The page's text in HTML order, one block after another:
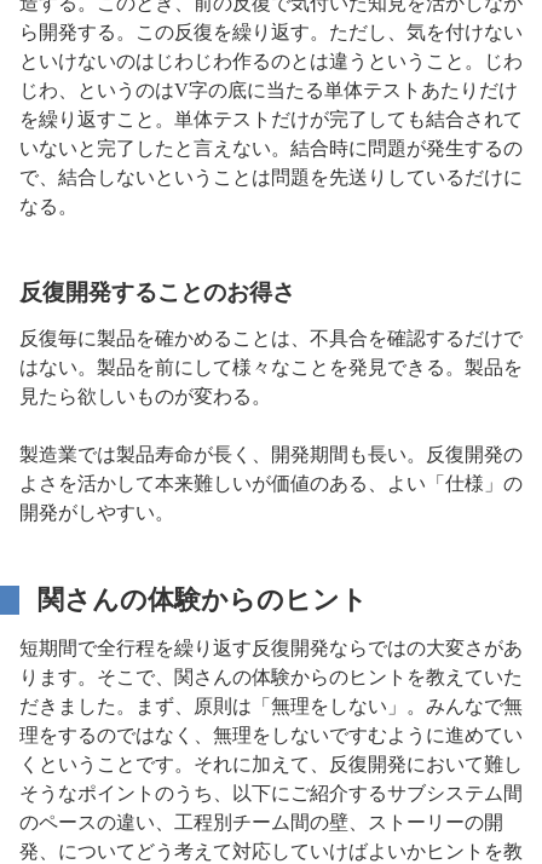
ら開発する。この反復を繰り返す。ただし、気を付けない
といけないのはじわじわ作るのとは違うということ。じわ
じわ、というのはV字の底に当たる単体テストあたりだけ
を繰り返すこと。単体テストだけが完了しても結合されて
いないと完了したと言えない。結合時に問題が発生するの
で、結合しないということは問題を先送りしているだけに
なる。
反復開発することのお得さ
反復毎に製品を確かめることは、不具合を確認するだけで
はない。製品を前にして様々なことを発見できる。製品を
見たら欲しいものが変わる。
製造業では製品寿命が長く、開発期間も長い。反復開発の
よさを活かして本来難しいが価値のある、よい「仕様」の
開発がしやすい。
関さんの体験からのヒント
短期間で全行程を繰り返す反復開発ならではの大変さがあ
ります。そこで、関さんの体験からのヒントを教えていた
だきました。まず、原則は「無理をしない」。みんなで無
理をするのではなく、無理をしないですむように進めてい
くということです。それに加えて、反復開発において難し
そうなポイントのうち、以下にご紹介するサブシステム間
のペースの違い、工程別チーム間の壁、ストーリーの開
発、についてどう考えて対応していけばよいかヒントを教